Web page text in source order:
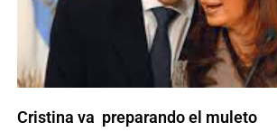
Cristina va preparando el muleto